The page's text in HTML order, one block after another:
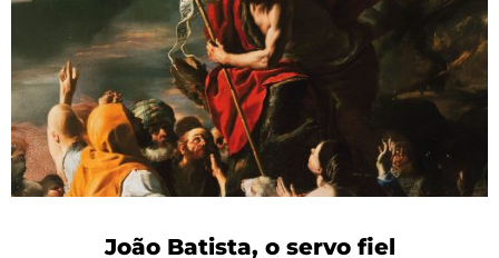
João Batista, o servo fiel